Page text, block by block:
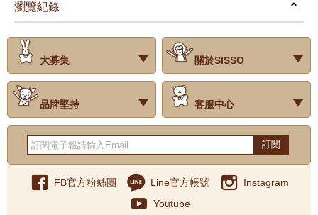
瀏覽紀錄
prev
next
大募集
‧試用評價
關於SISSO
‧公司簡介
‧品牌故事
‧會員辨法
‧最新消息
‧門市據點
‧公益捐款
品牌堅持
‧關於有機棉
‧有機棉製品洗滌方式
‧Baby搭配小常識
‧品牌堅持
‧國際認證
客服中心
‧常見問題
‧客服信箱
‧購物說明
‧訂單查詢
‧網站導覽
‧得獎名單
‧隱私權聲明
‧版權聲明
‧海外配送服務
‧反詐騙宣導
‧紅利點數說明
訂閱
FB官方粉絲團 Line官方帳號
Instagram
Youtube